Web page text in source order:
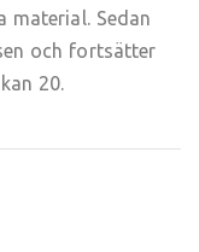
Sedan
och fortsätter
20.